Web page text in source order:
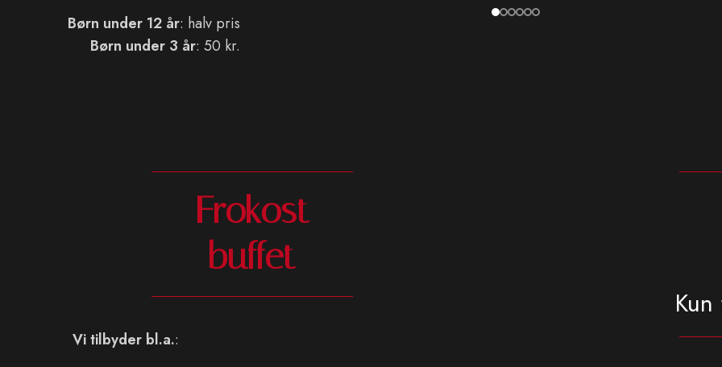
Børn under 12 år: halv pris
Børn under 3 år: 50 kr.
Frokost
buffet
Vi tilbyder bl.a.: